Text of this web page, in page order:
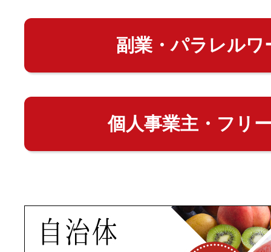
副業・パラレルワ
個人事業主・フリ